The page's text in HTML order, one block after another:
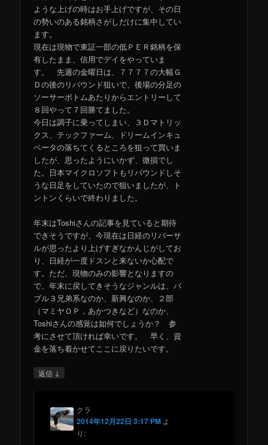
ような上げの時はお手上げですが、その日
の勢いのある銘柄さがしだけに集中してい
ます。
現在は現物で東証一部の低ＰＥＲ銘柄を保
有したまま、信用でデイをやっていま
す。 先週の金曜日は、７７７７の大幅Ｇ
Ｄの後のリバウンド狙いで、後場の分足の
ソーサーボトムあたりからエントリーして
８回やって７回勝てました。
今日は調子に乗ってしまい、３Ｄマトリッ
クス、テックファーム、ドリームインキュ
ベータの落ちてくるところを狙って買いま
したが、思ったようにいかず、微損でし
た。日本マイクロソフトもリバウンドしそ
うな日足をしていたので狙いましたが、ト
ントンくらいで終わりました。
年末はToshiさんの記事を見ていると期待
できそうですが、今現在は日経のリバーサ
ルが思ったより上げすぎなかんじがしてお
り、日経が一度ドスンと来ないか心配で
す。ただ、現物のみの影響となりますの
で、年末に戻してきそうなジャンルは、バ
ブル３兄弟系なのか、新興なのか、２部
（マミヤＯＰ，あかつきなど）なのか、
Toshiさんの感覚は如何でしょうか？ 参
考にさせて頂ければ幸いです。 早く、資
金を落ち着かせてここに戻りたいです。
返信 ↓
クラ
2014年12月22日 3:17 PM よ
り: